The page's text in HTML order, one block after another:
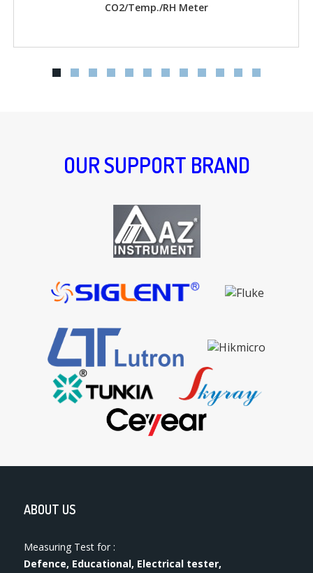
OUR SUPPORT BRAND
ABOUT US
Measuring Test for :
Defence, Educational, Electrical tester,